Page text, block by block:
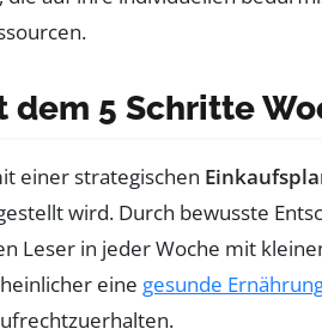
dem 5 Schritte
einer strategischen
wird. Durch bewusste
Leser in jeder Woche mit
eine gesunde